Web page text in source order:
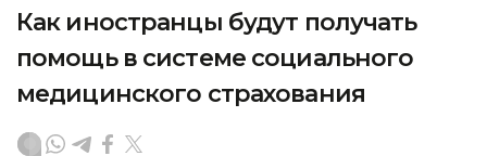
Как иностранцы будут получать
помощь в системе социального
медицинского страхования